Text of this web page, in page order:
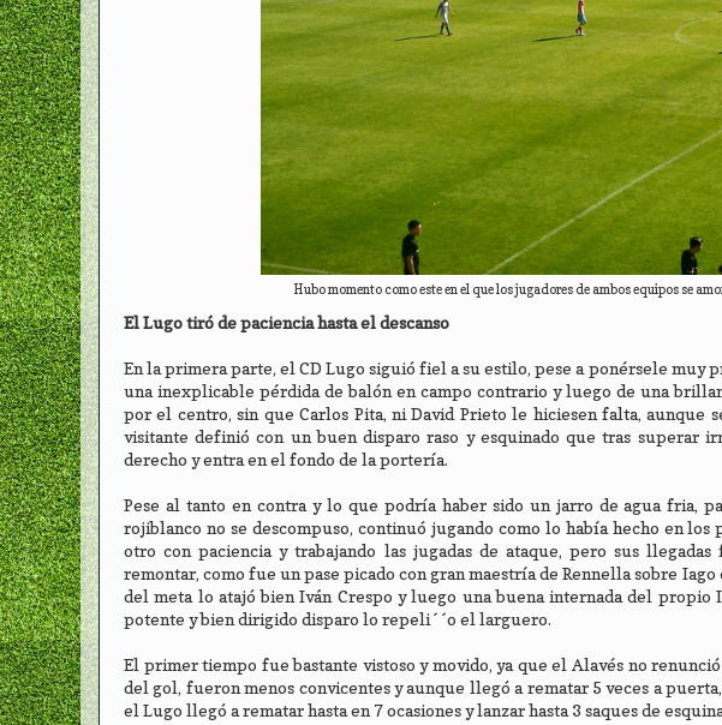
Hubo momento como este en el que los jugadores de ambos equipos se
El Lugo tiró de paciencia hasta el descanso
En la primera parte, el CD Lugo siguió fiel a su estilo, pese a ponérsele
una inexplicable pérdida de balón en campo contrario y luego de una
por el centro, sin que Carlos Pita, ni David Prieto le hiciesen falta,
visitante definió con un buen disparo raso y esquinado que tras superar
derecho y entra en el fondo de la portería.
Pese al tanto en contra y lo que podría haber sido un jarro de agua fria,
rojiblanco no se descompuso, continuó jugando como lo había hecho en
otro con paciencia y trabajando las jugadas de ataque, pero sus
remontar, como fue un pase picado con gran maestría de Rennella sobre
del meta lo atajó bien Iván Crespo y luego una buena internada del
potente y bien dirigido disparo lo repeli´´o el larguero.
El primer tiempo fue bastante vistoso y movido, ya que el Alavés no
del gol, fueron menos convicentes y aunque llegó a rematar 5 veces a
el Lugo llegó a rematar hasta en 7 ocasiones y lanzar hasta 3 saques de